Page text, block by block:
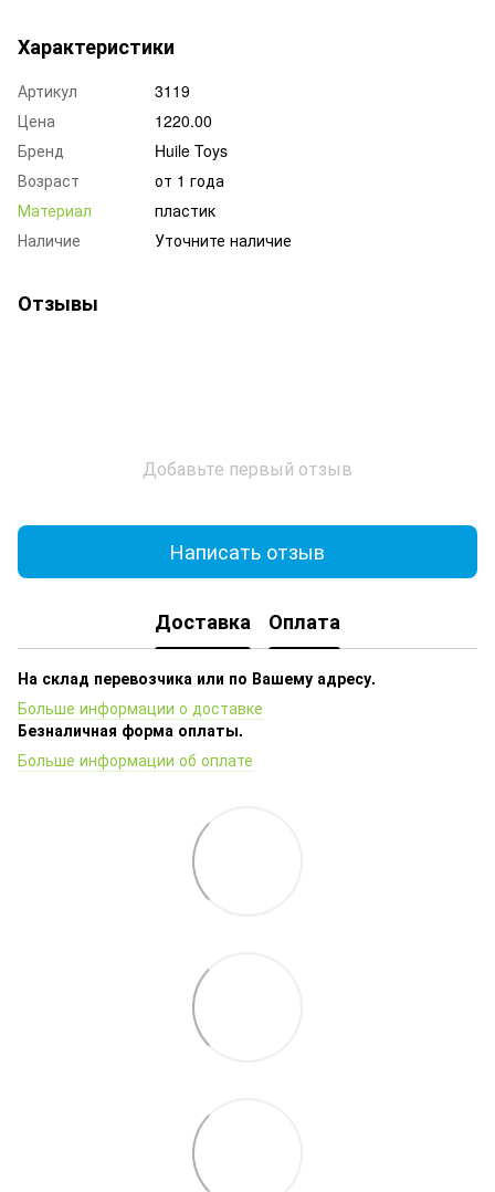
Характеристики
Артикул
3119
Цена
1220.00
Бренд
Huile Toys
Возраст
от 1 года
Материал
пластик
Наличие
Уточните наличие
Отзывы
Добавьте первый отзыв
Написать отзыв
Доставка Оплата
На склад перевозчика или по Вашему адресу.
Больше информации о доставке
Безналичная форма оплаты.
Больше информации об оплате